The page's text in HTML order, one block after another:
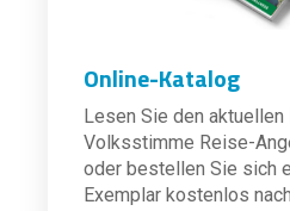
Online-Katalog
Lesen Sie den
Volksstimme Reise-
oder bestellen Sie sich
Exemplar kostenlos